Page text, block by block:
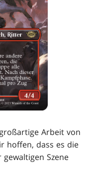
Arbeit von
hoffen, dass es die
Szene